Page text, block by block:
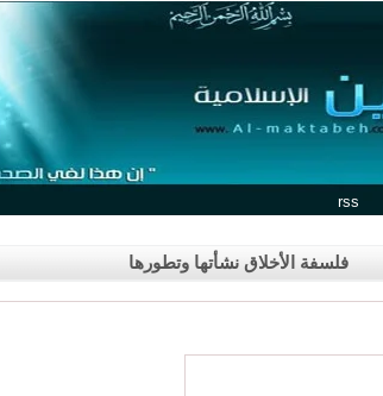
rss
فلسفة الأخلاق نشأتها وتطورها